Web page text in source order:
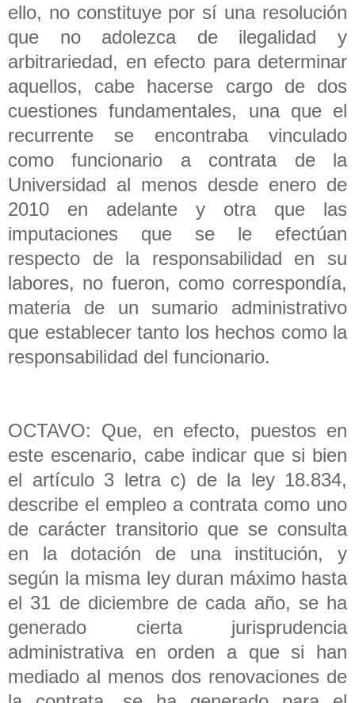
ello, no constituye por sí una resolución
que no adolezca de ilegalidad y
arbitrariedad, en efecto para determinar
aquellos, cabe hacerse cargo de dos
cuestiones fundamentales, una que el
recurrente se encontraba vinculado
como funcionario a contrata de la
Universidad al menos desde enero de
2010 en adelante y otra que las
imputaciones que se le efectúan
respecto de la responsabilidad en su
labores, no fueron, como correspondía,
materia de un sumario administrativo
que establecer tanto los hechos como la
responsabilidad del funcionario.
OCTAVO: Que, en efecto, puestos en
este escenario, cabe indicar que si bien
el artículo 3 letra c) de la ley 18.834,
describe el empleo a contrata como uno
de carácter transitorio que se consulta
en la dotación de una institución, y
según la misma ley duran máximo hasta
el 31 de diciembre de cada año, se ha
generado cierta jurisprudencia
administrativa en orden a que si han
mediado al menos dos renovaciones de